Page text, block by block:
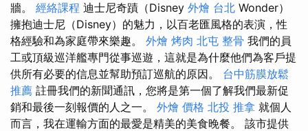
牆。 經絡課程 迪士尼奇蹟（Disney 外燴 台北 Wonder）
擁抱迪士尼（Disney）的魅力，以百老匯風格的表演，性
格經驗和為家庭帶來樂趣。 外燴 烤肉 北屯 整骨 我們的員
工或頂級巡洋艦專門從事巡遊，這就是為什麼他們為客戶提
供所有必要的信息並幫助預訂巡航的原因。 台中筋膜放鬆
推薦 註冊我們的新聞通訊，您將是第一個了解我們最新促
銷和最後一刻報價的人之一。 外燴 價格 北投 推拿 就個人
而言，我在運輸方面的最愛是精美的美食晚餐。 該市提供